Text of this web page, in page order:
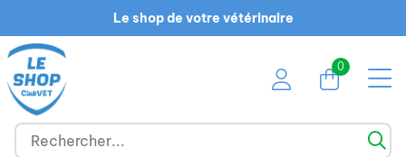
Le shop de votre vétérinaire
0